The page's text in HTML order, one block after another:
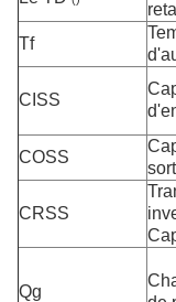
Tf
CISS
COSS
CRSS
Qg